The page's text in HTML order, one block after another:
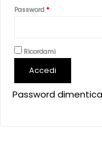
Password *Richiesto
Ricordami
Accedi
Password